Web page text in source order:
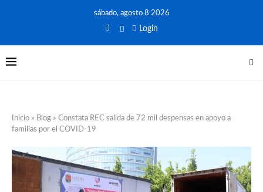
sábado, agosto 8 2026
Login
Inicio » Blog » Constata REC salida de 72 mil despensas en apoyo a
familias por el COVID-19